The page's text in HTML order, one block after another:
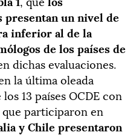
presentan un nivel de
inferior al de la
de los países de
dichas evaluaciones.
la última oleada
13 países OCDE con
participaron en
y Chile presentaron